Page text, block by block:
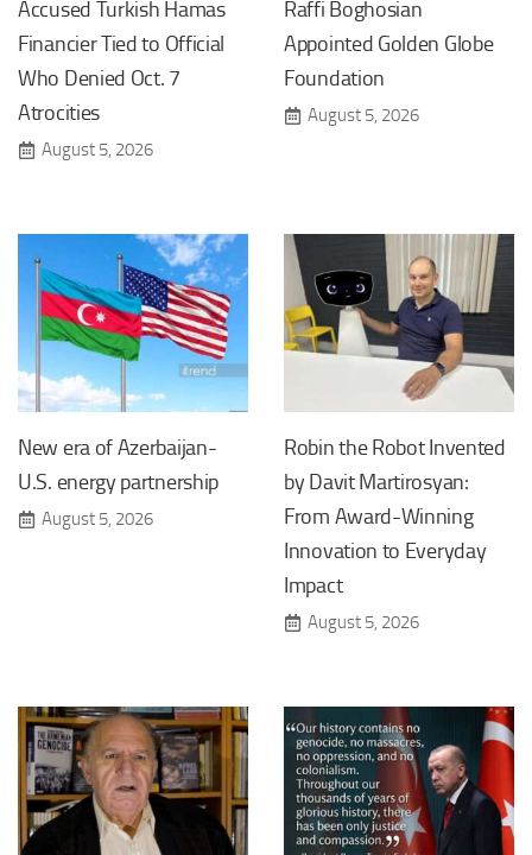
Accused Turkish Hamas
Financier Tied to Official
Who Denied Oct. 7
Atrocities
August 5, 2026
Raffi Boghosian
Appointed Golden Globe
Foundation
August 5, 2026
New era of Azerbaijan-
U.S. energy partnership
August 5, 2026
Robin the Robot Invented
by Davit Martirosyan:
From Award-Winning
Innovation to Everyday
Impact
August 5, 2026